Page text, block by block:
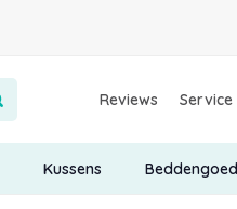
Reviews Service
Kussens Beddengoed